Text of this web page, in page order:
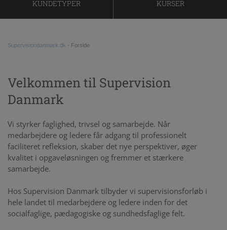
LEDERSUPERVISION
SOCIALPSYKIATRI
KRISTINE TERMANSEN
VIBEKE DE LICHTENBERG
TINE BIEBER LUNN
LINE REIF
KUNSTEN AT STILLE SPØRGSMÅL
VIDEOGALLERIKUNDETYPER KURSER
Supervisiondanmark.dk - Forside
Velkommen til Supervision
Danmark
Vi styrker faglighed, trivsel og samarbejde. Når
medarbejdere og ledere får adgang til professionelt
faciliteret refleksion, skaber det nye perspektiver, øger
kvalitet i opgaveløsningen og fremmer et stærkere
samarbejde.
Hos Supervision Danmark tilbyder vi supervisionsforløb i
hele landet til medarbejdere og ledere inden for det
socialfaglige, pædagogiske og sundhedsfaglige felt.